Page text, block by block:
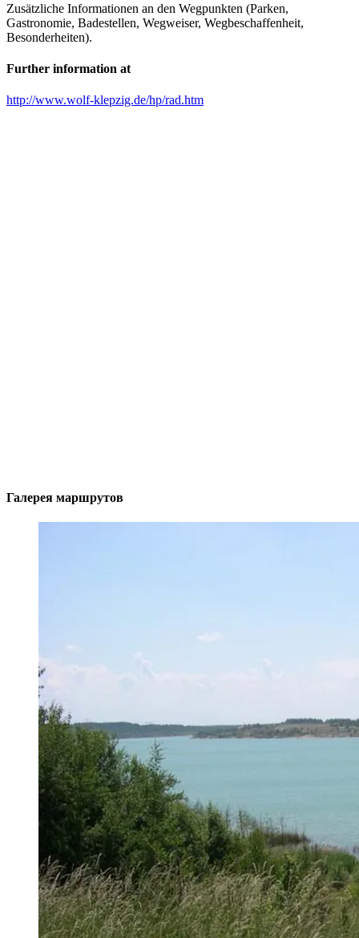
Zusätzliche Informationen an den Wegpunkten (Parken,
Gastronomie, Badestellen, Wegweiser, Wegbeschaffenheit,
Besonderheiten).
Further information at
http://www.wolf-klepzig.de/hp/rad.htm
Галерея маршрутов